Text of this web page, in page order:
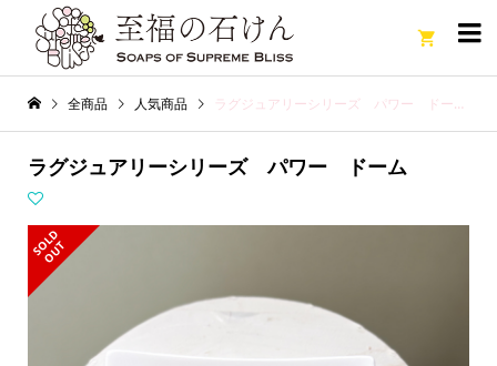

全商品 人気商品 ラグジュアリーシリーズ パワー ドーム
ラグジュアリーシリーズ パワー ドーム
S
O
L
D
O
U
T